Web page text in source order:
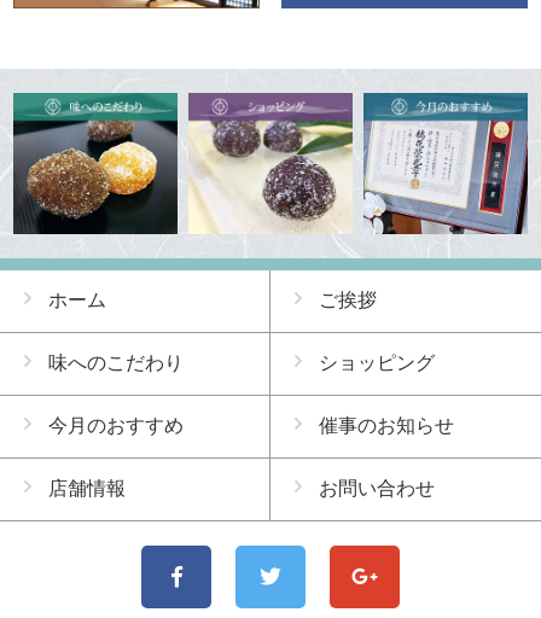
ホーム ご挨拶
味へのこだわり ショッピング
今月のおすすめ 催事のお知らせ
店舗情報 お問い合わせ